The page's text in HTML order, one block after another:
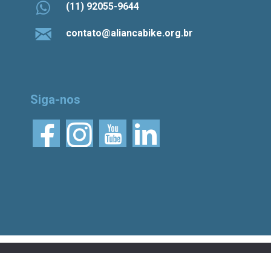
(11) 92055-9644
contato@aliancabike.org.br
Siga-nos